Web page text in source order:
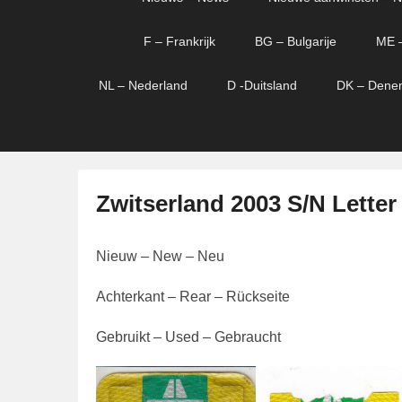
F – Frankrijk BG – Bulgarije ME
NL – Nederland D -Duitsland DK –
Zwitserland 2003 S/N Letter
e
l
a
s
Nieuw – New – Neu
Achterkant – Rear – Rückseite
Gebruikt – Used – Gebraucht